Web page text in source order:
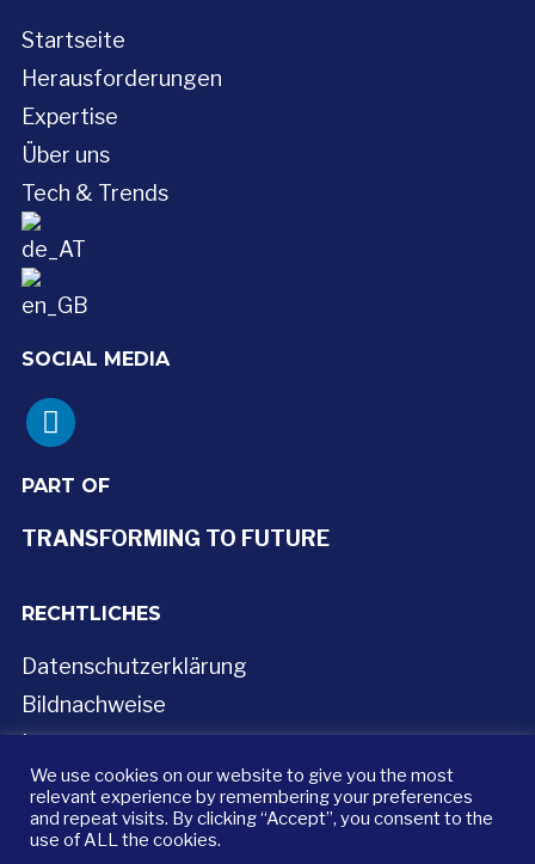
Startseite
Herausforderungen
Expertise
Über uns
Tech & Trends
SOCIAL MEDIA
linkedin
PART OF
TRANSFORMING TO FUTURE
RECHTLICHES
Datenschutzerklärung
Bildnachweise
Impressum
Copyright © 2024 — LPP Project Partners
We use cookies on our website to give you the most
relevant experience by remembering your preferences
and repeat visits. By clicking “Accept”, you consent to the
use of ALL the cookies.